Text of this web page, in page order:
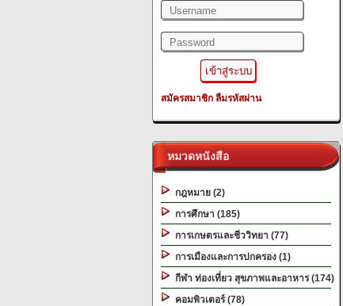
สมัครสมาชิก ลืมรหัสผ่าน
หมวดหนังสือ
กฎหมาย (2)
การศึกษา (185)
การเกษตรและชีววิทยา (77)
การเมืองและการปกครอง (1)
กีฬา ท่องเที่ยว สุขภาพและอาหาร (174)
คอมพิวเตอร์ (78)